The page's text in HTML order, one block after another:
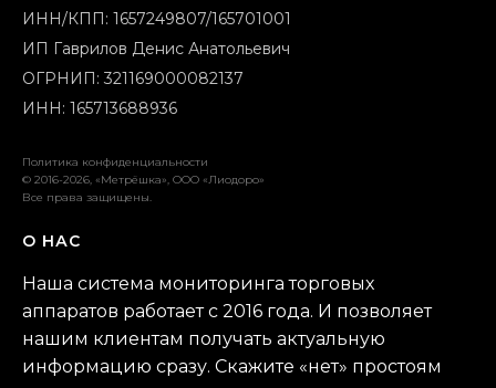
ИНН/КПП: 1657249807/165701001
ИП Гаврилов Денис Анатольевич
ОГРНИП: 321169000082137
ИНН: 165713688936
Политика конфиденциальности
© 2016-2026, «Метрёшка», ООО «Лиодоро»
Все права защищены.
О НАС
Наша система мониторинга торговых
аппаратов работает с 2016 года. И позволяет
нашим клиентам получать актуальную
информацию сразу. Скажите «нет» простоям